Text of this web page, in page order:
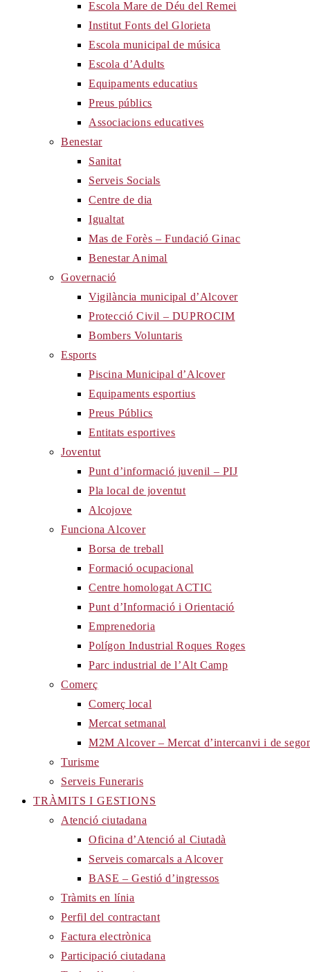
Escola Mare de Déu del Remei
Institut Fonts del Glorieta
Escola municipal de música
Escola d’Adults
Equipaments educatius
Preus públics
Associacions educatives
Benestar
Sanitat
Serveis Socials
Centre de dia
Igualtat
Mas de Forès – Fundació Ginac
Benestar Animal
Governació
Vigilància municipal d’Alcover
Protecció Civil – DUPROCIM
Bombers Voluntaris
Esports
Piscina Municipal d’Alcover
Equipaments esportius
Preus Públics
Entitats esportives
Joventut
Punt d’informació juvenil – PIJ
Pla local de joventut
Alcojove
Funciona Alcover
Borsa de treball
Formació ocupacional
Centre homologat ACTIC
Punt d’Informació i Orientació
Emprenedoria
Polígon Industrial Roques Roges
Parc industrial de l’Alt Camp
Comerç
Comerç local
Mercat setmanal
M2M Alcover – Mercat d’intercanvi i de
Turisme
Serveis Funeraris
TRÀMITS I GESTIONS
Atenció ciutadana
Oficina d’Atenció al Ciutadà
Serveis comarcals a Alcover
BASE – Gestió d’ingressos
Tràmits en línia
Perfil del contractant
Factura electrònica
Participació ciutadana